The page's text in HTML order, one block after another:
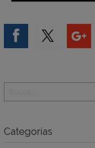
Categorías